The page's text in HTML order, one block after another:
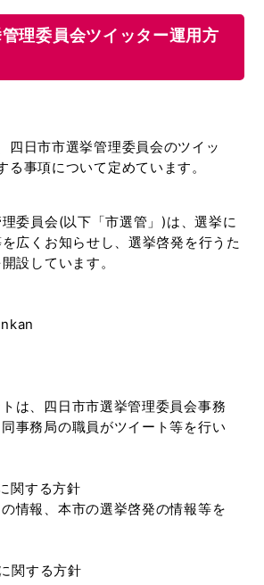
理委員会ツイッター運用方
四日市市選挙管理委員会のツイッ
る事項について定めています。
委員会(以下「市選管」)は、選挙に
広くお知らせし、選挙啓発を行うた
設しています。
は、四日市市選挙管理委員会事務
事務局の職員がツイート等を行い
関する方針
情報、本市の選挙啓発の情報等を
関する方針